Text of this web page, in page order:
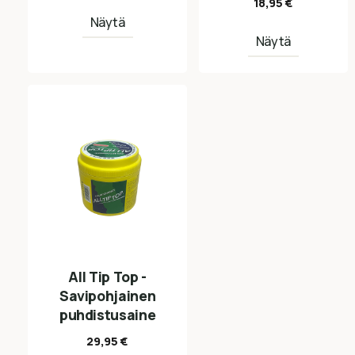
Näytä
Näytä
All Tip Top -
Savipohjainen
puhdistusaine
29,95€